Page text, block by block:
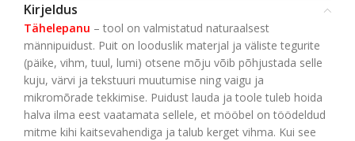
Kirjeldus
Tähelepanu – tool on valmistatud naturaalsest
männipuidust. Puit on looduslik materjal ja väliste tegurite
(päike, vihm, tuul, lumi) otsene mõju võib põhjustada selle
kuju, värvi ja tekstuuri muutumise ning vaigu ja
mikromõrade tekkimise. Puidust lauda ja toole tuleb hoida
halva ilma eest vaatamata sellele, et mööbel on töödeldud
mitme kihi kaitsevahendiga ja talub kerget vihma. Kui see